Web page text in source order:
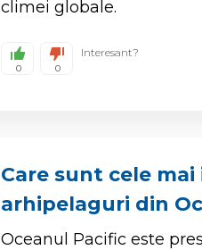
climei globale.
0 0
Interesant?
Care sunt cele
arhipelaguri din
Oceanul Pacific este